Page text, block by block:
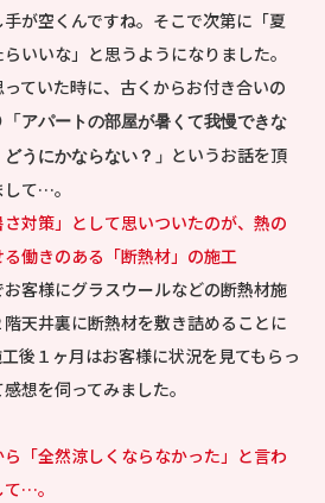
が空くんですね。そこで次第に「夏
いいな」と思うようになりました。
ていた時に、古くからお付き合いの
「アパートの部屋が暑くて我慢できな
うにかならない？」 というお話を頂
て…。
対策」として思いついたのが、熱の
働きのある「断熱材」の施工
客様にグラスウールなどの断熱材施
天井裏に断熱材を敷き詰めることに
後１ヶ月はお客様に状況を見てもらっ
想を伺ってみました。
「全然涼しくならなかった」と言わ
…。